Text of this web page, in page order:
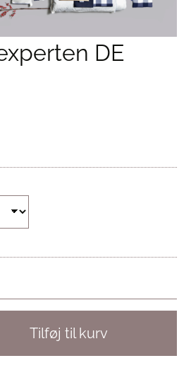
DE
Tilføj til kurv